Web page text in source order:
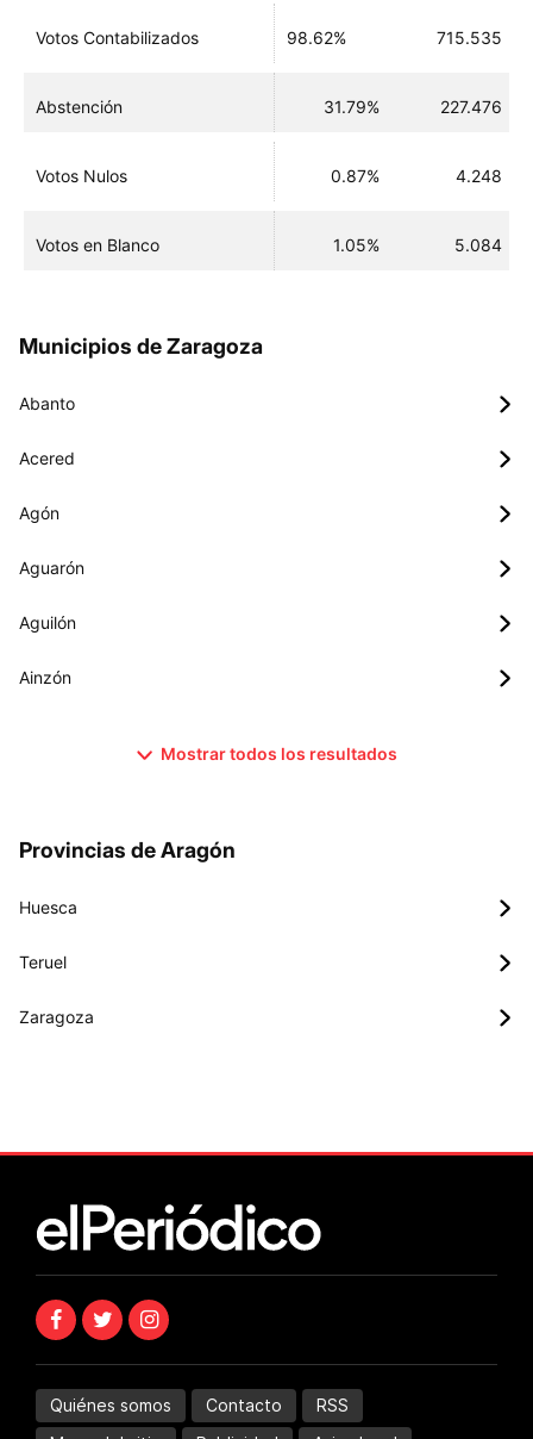
Votos Contabilizados 98.62% 715.535
Abstención 31.79% 227.476
Votos Nulos 0.87% 4.248
Votos en Blanco 1.05% 5.084
Municipios de Zaragoza
Abanto
Acered
Agón
Aguarón
Aguilón
Ainzón
Mostrar todos los resultados
Provincias de Aragón
Huesca
Teruel
Zaragoza
Quiénes somos Contacto
RSS